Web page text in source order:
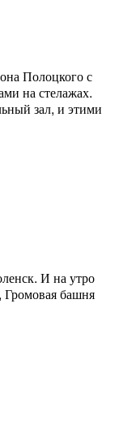
Полоцкого с
на стелажах.
зал, и этими
И на утро
Громовая башня